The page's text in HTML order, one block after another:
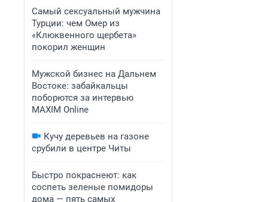
Самый сексуальный мужчина
Турции: чем Омер из
«Клюквенного щербета»
покорил женщин
Мужской бизнес на Дальнем
Востоке: забайкальцы
поборются за интервью
MAXIM Online
Кучу деревьев на газоне
срубили в центре Читы
Быстро покраснеют: как
соспеть зеленые помидоры
дома — пять самых